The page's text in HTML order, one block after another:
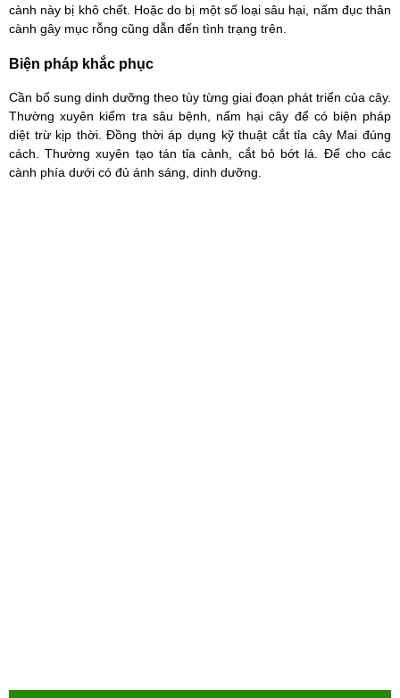
cành này bị khô chết. Hoặc do bị một số loại sâu hại, nấm đục thân
cành gây mục rỗng cũng dẫn đến tình trạng trên.
Biện pháp khắc phục
Cần bổ sung dinh dưỡng theo tùy từng giai đoạn phát triển của cây.
Thường xuyên kiểm tra sâu bệnh, nấm hại cây để có biện pháp
diệt trừ kịp thời. Đồng thời áp dụng kỹ thuật cắt tỉa cây Mai đúng
cách. Thường xuyên tạo tán tỉa cành, cắt bỏ bớt lá. Để cho các
cành phía dưới có đủ ánh sáng, dinh dưỡng.